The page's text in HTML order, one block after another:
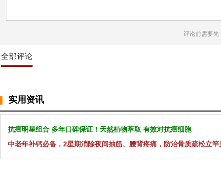
评论前需要先
全部评论
实用资讯
抗癌明星组合 多年口碑保证！天然植物萃取 有效对抗癌细胞
中老年补钙必备，2星期消除夜间抽筋、腰背疼痛，防治骨质疏松立竿